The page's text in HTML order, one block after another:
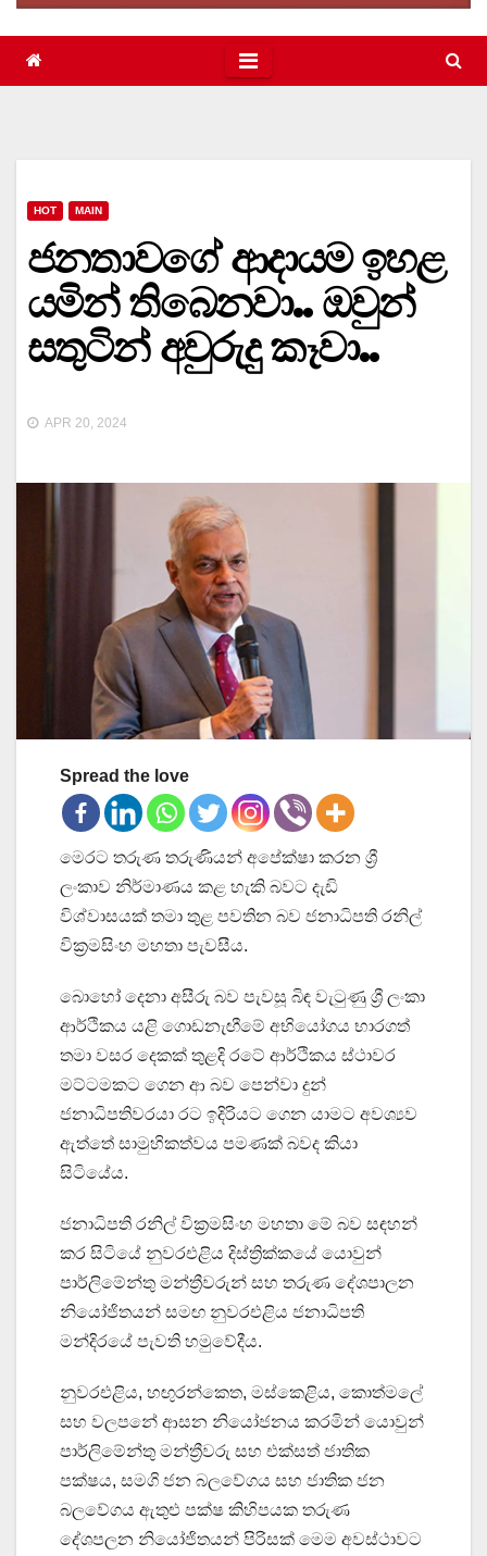
HOT MAIN
ජනතාවගේ ආදායම ඉහළ
යමින් තිබෙනවා.. ඔවුන්
සතුටින් අවුරුදු කෑවා..
APR 20, 2024
Spread the love
මෙරට තරුණ තරුණියන් අපේක්ෂා කරන ශ්‍රී
ලංකාව නිර්මාණය කළ හැකි බවට දැඩි
විශ්වාසයක් තමා තුළ පවතින බව ජනාධිපති රනිල්
වික්‍රමසිංහ මහතා පැවසීය.
බොහෝ දෙනා අසීරු බව පැවසූ බිඳ වැටුණු ශ්‍රී ලංකා
ආර්ථිකය යළි ගොඩනැඟීමේ අභියෝගය භාරගත්
තමා වසර දෙකක් තුළදි රටේ ආර්ථිකය ස්ථාවර
මට්ටමකට ගෙන ආ බව පෙන්වා දුන්
ජනාධිපතිවරයා රට ඉදිරියට ගෙන යාමට අවශ්‍යව
ඇත්තේ සාමුහිකත්වය පමණක් බවද කියා
සිටියේය.
ජනාධිපති රනිල් වික්‍රමසිංහ මහතා මේ බව සඳහන්
කර සිටියේ නුවරඑළිය දිස්ත්‍රික්කයේ යොවුන්
පාර්ලිමේන්තු මන්ත්‍රීවරුන් සහ තරුණ දේශපාලන
නියෝජිතයන් සමඟ නුවරඑළිය ජනාධිපති
මන්දිරයේ පැවති හමුවේදීය.
නුවරඑළිය, හඟුරන්කෙත, මස්කෙළිය, කොත්මලේ
සහ වලපනේ ආසන නියෝජනය කරමින් යොවුන්
පාර්ලිමේන්තු මන්ත්‍රීවරු සහ එක්සත් ජාතික
පක්ෂය, සමගි ජන බලවේගය සහ ජාතික ජන
බලවේගය ඇතුළු පක්ෂ කිහිපයක තරුණ
දේශපලන නියෝජිතයන් පිරිසක් මෙම අවස්ථාවට